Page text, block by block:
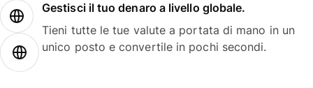
Gestisci il tuo denaro a livello globale.
Tieni tutte le tue valute a portata di mano in un
unico posto e convertile in pochi secondi.